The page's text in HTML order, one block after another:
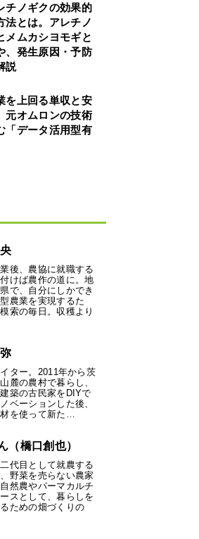
チノギクの効果的
法とは。アレチノ
メムカシヨモギと
、発生原因・予防
説
を上回る単収と安
元オムロンの技術
「データ活用型有
後、農協に就職する
けば農作の道に。地
で、自分にしかでき
農業を実現するた
索の毎日。収穫より
ター。2011年から茨
麓の農村で暮らし、
築の古民家をDIYで
ベーションした後、
を使って新た…
（橋口創也）
代目として就農する
野菜を売らない農家
然農やパーマカルチ
スとして、暮らしを
ための畑づくりの